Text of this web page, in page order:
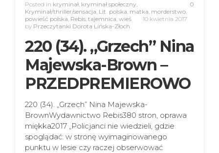
0
Posted in kryminał, kryminał społeczny,
Kryminał/thriller/sensacja, Lit. polska, matka, morderstwo,
powieść polska, Rebis, tajemnica, wieś
10 kwietnia 2017
by Przeczytanki Dorota Lińska-Złoch
220 (34). „Grzech” Nina
Majewska-Brown –
PRZEDPREMIEROWO
220 (34). „Grzech” Nina Majewska-
BrownWydawnictwo Rebis380 stron, oprawa
miękka2017 „Policjanci nie wiedzieli, gdzie
spoglądać: w stronę wyimaginowanego
punktu w lesie czy raczej obserwować